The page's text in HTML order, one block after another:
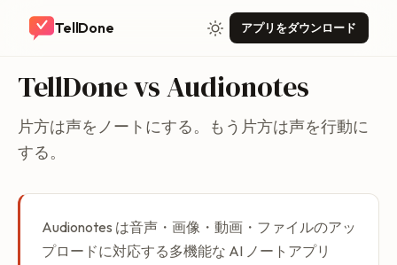
TellDone アプリをダウンロード
TellDone vs Audionotes
片方は声をノートにする。もう片方は声を行動に
する。
Audionotes は音声・画像・動画・ファイルのアッ
プロードに対応する多機能な AI ノートアプリ